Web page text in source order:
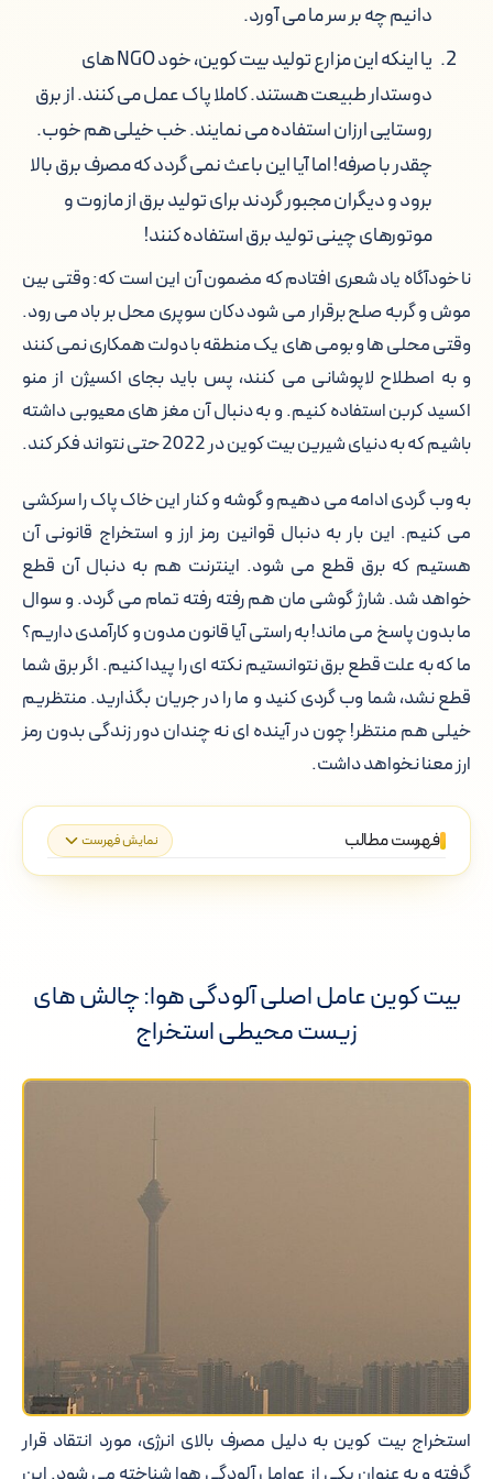
دانیم چه بر سر ما می آورد.
یا اینکه این مزارع تولید بیت کوین، خود NGO های
دوستدار طبیعت هستند. کاملا پاک عمل می کنند. از برق
روستایی ارزان استفاده می نمایند. خب خیلی هم خوب.
چقدر با صرفه! اما آیا این باعث نمی گردد که مصرف برق بالا
برود و دیگران مجبور گردند برای تولید برق از مازوت و
موتورهای چینی تولید برق استفاده کنند!
نا خودآگاه یاد شعری افتادم که مضمون آن این است که: وقتی بین
موش و گربه صلح برقرار می شود دکان سوپری محل بر باد می رود.
وقتی محلی ها و بومی های یک منطقه با دولت همکاری نمی کنند
و به اصطلاح لاپوشانی می کنند، پس باید بجای اکسیژن از منو
اکسید کربن استفاده کنیم. و به دنبال آن مغز های معیوبی داشته
باشیم که به دنیای شیرین بیت کوین در 2022 حتی نتواند فکر کند.
به وب گردی ادامه می دهیم و گوشه و کنار این خاک پاک را سرکشی
می کنیم. این بار به دنبال قوانین رمز ارز و استخراج قانونی آن
هستیم که برق قطع می شود. اینترنت هم به دنبال آن قطع
خواهد شد. شارژ گوشی مان هم رفته رفته تمام می گردد. و سوال
ما بدون پاسخ می ماند! به راستی آیا قانون مدون و کارآمدی داریم؟
ما که به علت قطع برق نتوانستیم نکته ای را پیدا کنیم. اگر برق شما
قطع نشد، شما وب گردی کنید و ما را در جریان بگذارید. منتظریم
خیلی هم منتظر! چون در آینده ای نه چندان دور زندگی بدون رمز
ارز معنا نخواهد داشت.
فهرست مطالب نمایش فهرست
بیت کوین عامل اصلی آلودگی هوا: چالش
بیت کوین عامل اصلی آلودگی هوا: چالش های
زیست محیطی استخراج
استخراج بیت کوین به دلیل مصرف بالای انرژی، مورد انتقاد قرار